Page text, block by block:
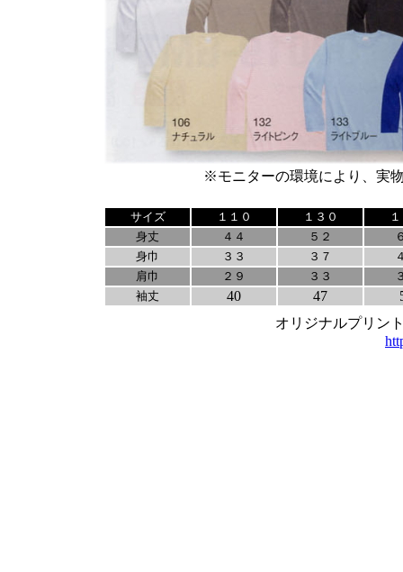
※モニターの環境により、実
サイズ １１０ １３０
身丈
４４ ５２
身巾
３３ ３７
肩巾
２９ ３３
袖丈
40 47
オリジナルプリン